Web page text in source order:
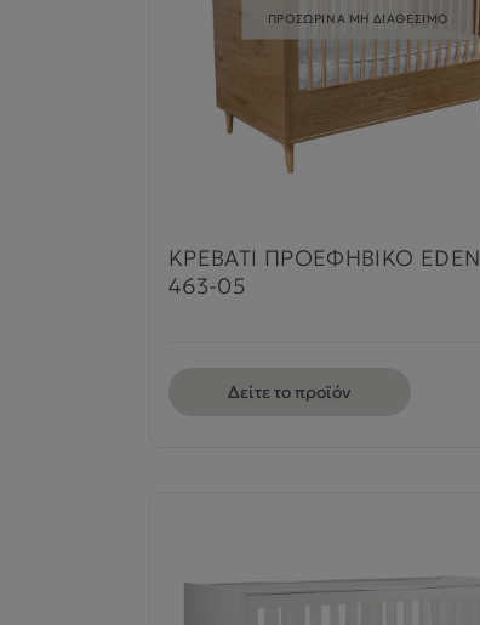
ΚΡΕΒΑΤΙ ΠΡΟΕΦΗΒΙΚΟ EDEN
463-05
ΠΡΟΣΩΡΙΝΑ ΜΗ ΔΙΑΘΕΣΙΜΟ
Δείτε το προϊόν